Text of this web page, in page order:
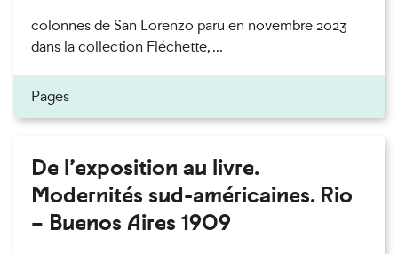
colonnes de San Lorenzo paru en novembre 2023
dans la collection Fléchette, ...
Pages
De l’exposition au livre.
Modernités sud-américaines. Rio
– Buenos Aires 1909